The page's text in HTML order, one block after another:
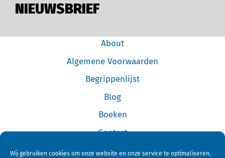
Wij gebruiken cookies om onze website en onze service te optimaliseren.
NIEUWSBRIEF
About
Algemene Voorwaarden
Begrippenlijst
Blog
Boeken
Contact
Cookiebeleid (EU)